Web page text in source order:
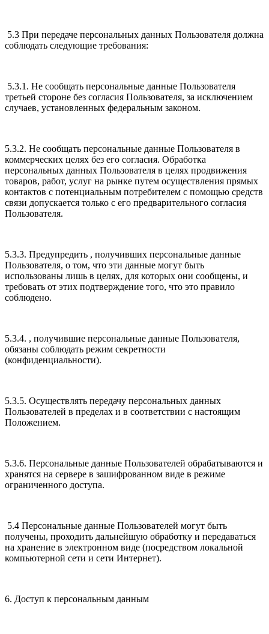
5.3 При передаче персональных данных Пользователя должна
соблюдать следующие требования:
5.3.1. Не сообщать персональные данные Пользователя
третьей стороне без согласия Пользователя, за исключением
случаев, установленных федеральным законом.
5.3.2. Не сообщать персональные данные Пользователя в
коммерческих целях без его согласия. Обработка
персональных данных Пользователя в целях продвижения
товаров, работ, услуг на рынке путем осуществления прямых
контактов с потенциальным потребителем с помощью средств
связи допускается только с его предварительного согласия
Пользователя.
5.3.3. Предупредить , получивших персональные данные
Пользователя, о том, что эти данные могут быть
использованы лишь в целях, для которых они сообщены, и
требовать от этих подтверждение того, что это правило
соблюдено.
5.3.4. , получившие персональные данные Пользователя,
обязаны соблюдать режим секретности
(конфиденциальности).
5.3.5. Осуществлять передачу персональных данных
Пользователей в пределах и в соответствии с настоящим
Положением.
5.3.6. Персональные данные Пользователей обрабатываются и
хранятся на сервере в зашифрованном виде в режиме
ограниченного доступа.
5.4 Персональные данные Пользователей могут быть
получены, проходить дальнейшую обработку и передаваться
на хранение в электронном виде (посредством локальной
компьютерной сети и сети Интернет).
6. Доступ к персональным данным